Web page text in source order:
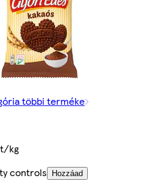
többi terméke
kg
controls
Hozzáad